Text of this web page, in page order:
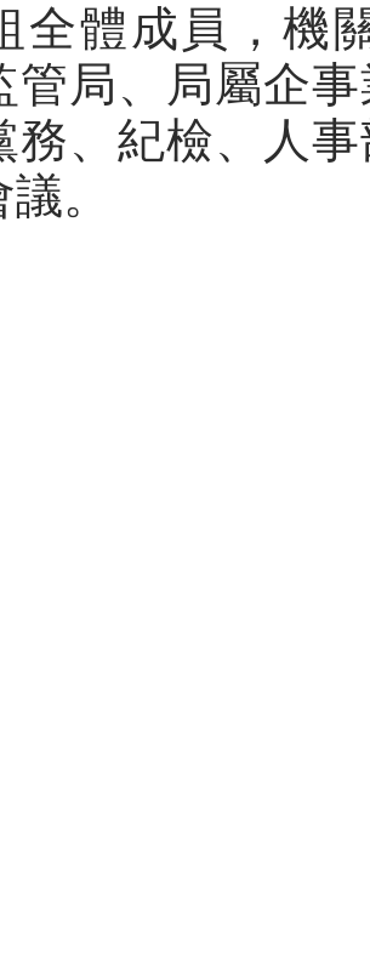
全體成員，機
管局、局屬企
務、紀檢、人
。